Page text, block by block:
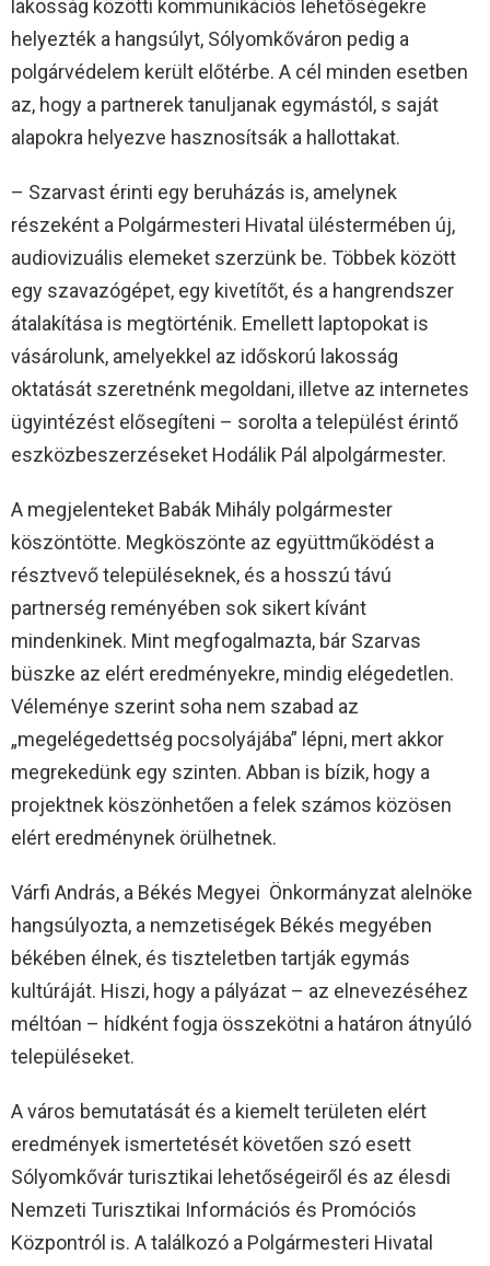
lakosság közötti kommunikációs lehetőségekre
helyezték a hangsúlyt, Sólyomkőváron pedig a
polgárvédelem került előtérbe. A cél minden esetben
az, hogy a partnerek tanuljanak egymástól, s saját
alapokra helyezve hasznosítsák a hallottakat.
– Szarvast érinti egy beruházás is, amelynek
részeként a Polgármesteri Hivatal üléstermében új,
audiovizuális elemeket szerzünk be. Többek között
egy szavazógépet, egy kivetítőt, és a hangrendszer
átalakítása is megtörténik. Emellett laptopokat is
vásárolunk, amelyekkel az időskorú lakosság
oktatását szeretnénk megoldani, illetve az internetes
ügyintézést elősegíteni – sorolta a települést érintő
eszközbeszerzéseket Hodálik Pál alpolgármester.
A megjelenteket Babák Mihály polgármester
köszöntötte. Megköszönte az együttműködést a
résztvevő településeknek, és a hosszú távú
partnerség reményében sok sikert kívánt
mindenkinek. Mint megfogalmazta, bár Szarvas
büszke az elért eredményekre, mindig elégedetlen.
Véleménye szerint soha nem szabad az
„megelégedettség pocsolyájába” lépni, mert akkor
megrekedünk egy szinten. Abban is bízik, hogy a
projektnek köszönhetően a felek számos közösen
elért eredménynek örülhetnek.
Várfi András, a Békés Megyei Önkormányzat alelnöke
hangsúlyozta, a nemzetiségek Békés megyében
békében élnek, és tiszteletben tartják egymás
kultúráját. Hiszi, hogy a pályázat – az elnevezéséhez
méltóan – hídként fogja összekötni a határon átnyúló
településeket.
A város bemutatását és a kiemelt területen elért
eredmények ismertetését követően szó esett
Sólyomkővár turisztikai lehetőségeiről és az élesdi
Nemzeti Turisztikai Információs és Promóciós
Központról is. A találkozó a Polgármesteri Hivatal